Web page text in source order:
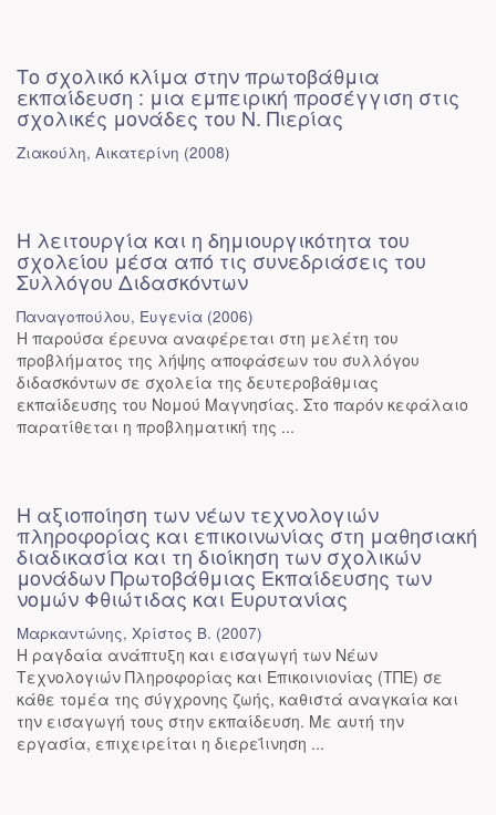
Το σχολικό κλίμα στην πρωτοβάθμια
εκπαίδευση : μια εμπειρική προσέγγιση στις
σχολικές μονάδες του Ν. Πιερίας
Ζιακούλη, Αικατερίνη (2008)
Η λειτουργία και η δημιουργικότητα του
σχολείου μέσα από τις συνεδριάσεις του
Συλλόγου Διδασκόντων
Παναγοπούλου, Ευγενία (2006)
Η παρούσα έρευνα αναφέρεται στη μελέτη του
προβλήματος της λήψης αποφάσεων του συλλόγου
διδασκόντων σε σχολεία της δευτεροβάθμιας
εκπαίδευσης του Νομού Μαγνησίας. Στο παρόν κεφάλαιο
παρατίθεται η προβληματική της ...
Η αξιοποίηση των νέων τεχνολογιών
πληροφορίας και επικοινωνίας στη μαθησιακή
διαδικασία και τη διοίκηση των σχολικών
μονάδων Πρωτοβάθμιας Εκπαίδευσης των
νομών Φθιώτιδας και Ευρυτανίας
Μαρκαντώνης, Χρίστος Β. (2007)
Η ραγδαία ανάπτυξη και εισαγωγή των Νέων
Τεχνολογιών Πληροφορίας και Επικοινιονίας (ΤΠΕ) σε
κάθε τομέα της σύγχρονης ζωής, καθιστά αναγκαία και
την εισαγωγή τους στην εκπαίδευση. Με αυτή την
εργασία, επιχειρείται η διερεΐινηση ...